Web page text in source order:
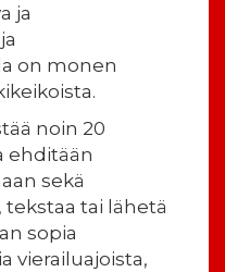
ja
on monen
noin 20
ehditään
sekä
tekstaa tai lähetä
sopia
vierailuajoista,